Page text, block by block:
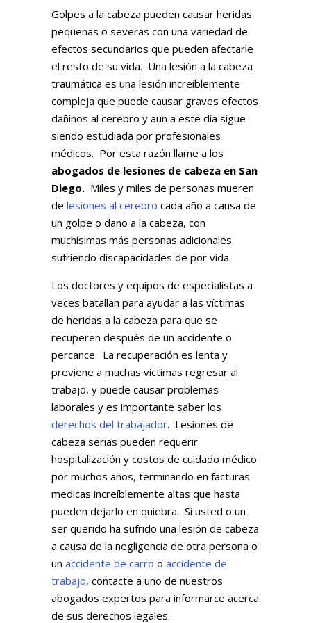
Golpes a la cabeza pueden causar heridas
pequeñas o severas con una variedad de
efectos secundarios que pueden afectarle
el resto de su vida. Una lesión a la cabeza
traumática es una lesión increíblemente
compleja que puede causar graves efectos
dañinos al cerebro y aun a este día sigue
siendo estudiada por profesionales
médicos. Por esta razón llame a los
abogados de lesiones de cabeza en San
Diego. Miles y miles de personas mueren
de lesiones al cerebro cada año a causa de
un golpe o daño a la cabeza, con
muchísimas más personas adicionales
sufriendo discapacidades de por vida.
Los doctores y equipos de especialistas a
veces batallan para ayudar a las víctimas
de heridas a la cabeza para que se
recuperen después de un accidente o
percance. La recuperación es lenta y
previene a muchas víctimas regresar al
trabajo, y puede causar problemas
laborales y es importante saber los
derechos del trabajador. Lesiones de
cabeza serias pueden requerir
hospitalización y costos de cuidado médico
por muchos años, terminando en facturas
medicas increíblemente altas que hasta
pueden dejarlo en quiebra. Si usted o un
ser querido ha sufrido una lesión de cabeza
a causa de la negligencia de otra persona o
un accidente de carro o accidente de
trabajo, contacte a uno de nuestros
abogados expertos para informarce acerca
de sus derechos legales.